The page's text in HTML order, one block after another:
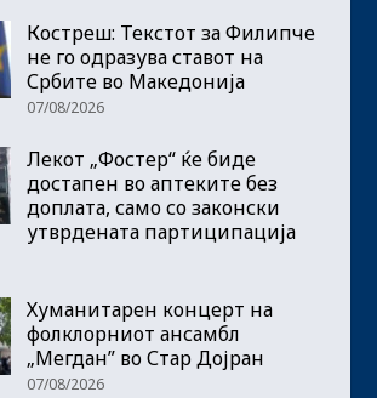
Костреш: Текстот за Филипче
не го одразува ставот на
Србите во Македонија
07/08/2026
Лекот „Фостер“ ќе биде
достапен во аптеките без
доплата, само со законски
утврдената партиципација
Хуманитарен концерт на
фолклорниот ансамбл
„Мегдан” во Стар Дојран
07/08/2026